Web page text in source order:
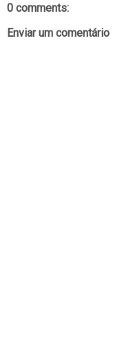
0 comments:
Enviar um comentário